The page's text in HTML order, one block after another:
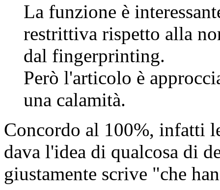
La funzione è
restrittiva rispetto alla
dal fingerprinting.
Però l'articolo è
una calamità.
Concordo al 100%, infatti
dava l'idea di qualcosa di
giustamente scrive "che